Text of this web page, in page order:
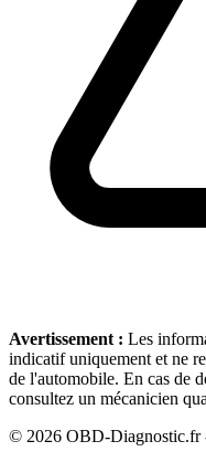
Avertissement : Les
indicatif uniquement et ne
de l'automobile. En cas de
consultez un mécanicien
© 2026 OBD-Diagnostic.fr